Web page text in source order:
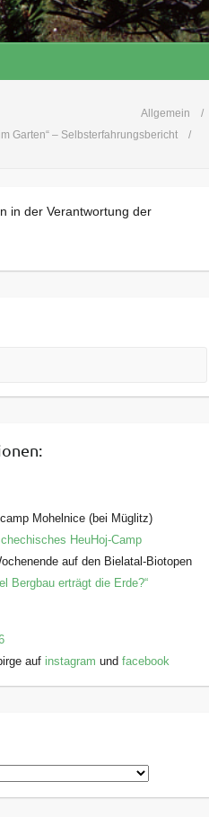
Allgemein
Garten“ – Selbsterfahrungsbericht
in der Verantwortung der
Mohelnice (bei Müglitz)
HeuHoj-Camp
auf den Bielatal-Biotopen
Bergbau erträgt die Erde?“
auf instagram und facebook